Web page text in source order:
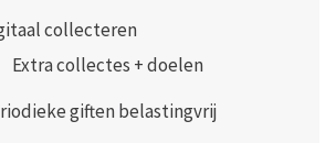
collecteren
Extra collectes + doelen
giften belastingvrij